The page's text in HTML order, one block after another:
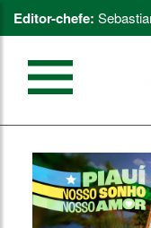
Editor-chefe: